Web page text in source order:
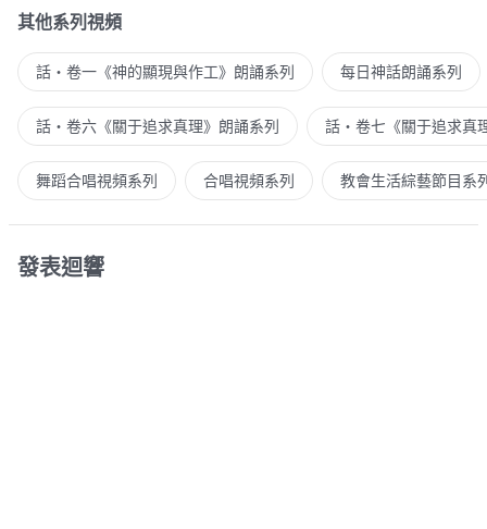
其他系列視頻
話・卷一《神的顯現與作工》朗誦系列 每日神話朗誦系列
話・卷六《關于追求真理》朗誦系列 話・卷七《關于追求真
舞蹈合唱視頻系列 合唱視頻系列 教會生活綜藝節目系
發表迴響